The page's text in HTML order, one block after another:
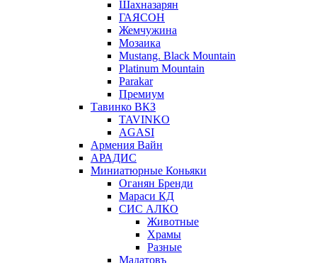
Шахназарян
ГАЯСОН
Жемчужина
Мозаика
Mustang. Black Mountain
Platinum Mountain
Parakar
Премиум
Тавинко ВКЗ
TAVINKO
AGASI
Армения Вайн
АРАДИС
Миниатюрные Коньяки
Оганян Бренди
Мараси КД
СИС АЛКО
Животные
Храмы
Разные
Мадатовъ